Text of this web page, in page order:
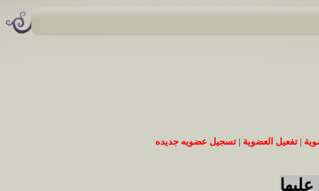
|تفعيل العضوية |تسجيل عضويه جديده